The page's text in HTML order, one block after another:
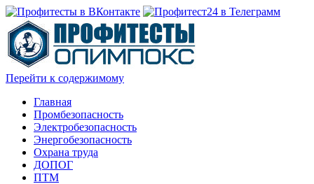
Перейти к содержимому
Главная
Промбезопасность
Электробезопасность
Энергобезопасность
Охрана труда
ДОПОГ
ПТМ